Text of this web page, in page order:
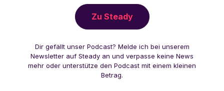
Zu Steady
Dir gefällt unser Podcast? Melde ich bei unserem
Newsletter auf Steady an und verpasse keine News
mehr oder unterstütze den Podcast mit einem kleinen
Betrag.